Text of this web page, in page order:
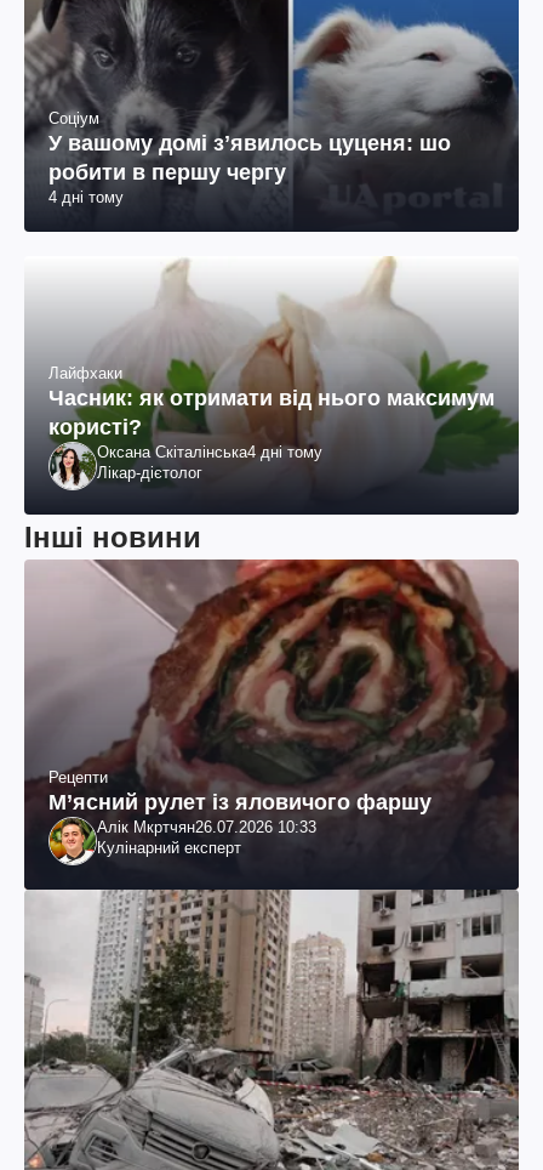
Соціум
У вашому домі зʼявилось цуценя: шо
робити в першу чергу
4 дні тому
Лайфхаки
Часник: як отримати від нього максимум
користі?
Оксана Скіталінська4 дні тому
Лікар-дієтолог
Інші новини
Рецепти
М’ясний рулет із яловичого фаршу
Алік Мкртчян26.07.2026 10:33
Кулінарний експерт